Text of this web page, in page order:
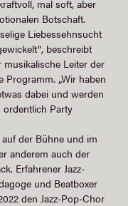
mal soft, aber
Botschaft.
Liebessehnsucht
beschreibt
musikalische Leiter der
Programm. „Wir haben
dabei und werden
Party
der Bühne und im
anderem auch der
Erfahrener Jazz-
und Beatboxer
den Jazz-Pop-Chor